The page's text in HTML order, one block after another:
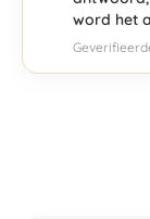
word het